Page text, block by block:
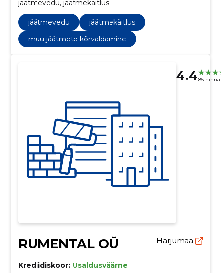
jäätmevedu, jäätmekäitlus
jäätmevedu
jäätmekäitlus
muu jäätmete kõrvaldamine
4.485
RUMENTAL OÜ Harjumaa
Krediidiskoor: Usaldusväärne